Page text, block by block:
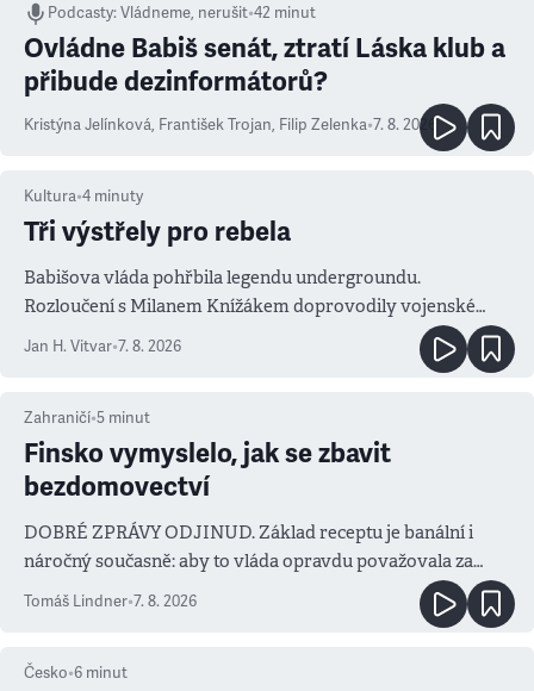
Podcasty:Vládneme, nerušit•42 minut
Ovládne Babiš senát, ztratí Láska klub a
přibude dezinformátorů?
Kristýna Jelínková, František Trojan, Filip Zelenka•7. 8. 2026
Kultura•4 minuty
Tři výstřely pro rebela
Babišova vláda pohřbila legendu undergroundu.
Rozloučení s Milanem Knížákem doprovodily vojenské
salvy i kritika pokrokářů
Jan H. Vitvar•7. 8. 2026
Zahraničí•5 minut
Finsko vymyslelo, jak se zbavit
bezdomovectví
DOBRÉ ZPRÁVY ODJINUD. Základ receptu je banální i
náročný současně: aby to vláda opravdu považovala za
prioritu
Tomáš Lindner•7. 8. 2026
Česko•6 minut